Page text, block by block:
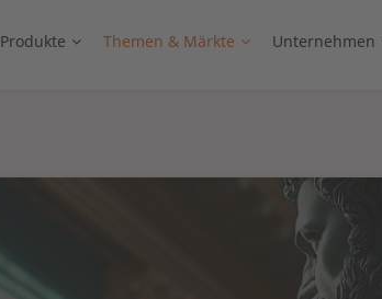
Produkte Themen & Märkte Unternehmen